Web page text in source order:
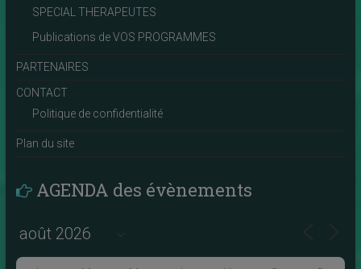
SPECIAL THERAPEUTES
Publications de VOS PROGRAMMES
PARTENAIRES
CONTACT
Politique de confidentialité
Plan du site
AGENDA des évènements